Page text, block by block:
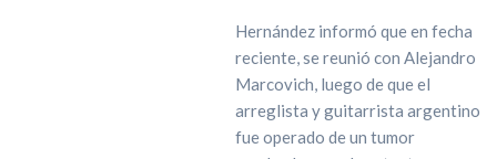
Hernández informó que en fecha
reciente, se reunió con Alejandro
Marcovich, luego de que el
arreglista y guitarrista argentino
fue operado de un tumor